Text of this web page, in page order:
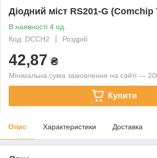
Діодний міст RS201-G
В наявності 4 од.
Код: DCCH2
Роздріб
42,87 ₴
Мінімальна сума замовлення на сайті —
Купити
Опис Характеристики Доставка